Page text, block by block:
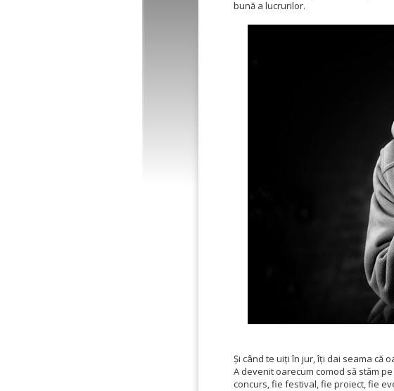
bună a lucrurilor.
Și când te uiți în jur, îți dai seama că
A devenit oarecum comod să stăm
concurs, fie festival, fie proiect, fie